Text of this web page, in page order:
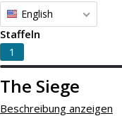
English
Staffeln
1
The Siege
Beschreibung anzeigen